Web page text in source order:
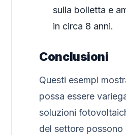
sulla bolletta e
in circa 8 anni.
Conclusioni
Questi esempi
possa essere
soluzioni
del settore possono